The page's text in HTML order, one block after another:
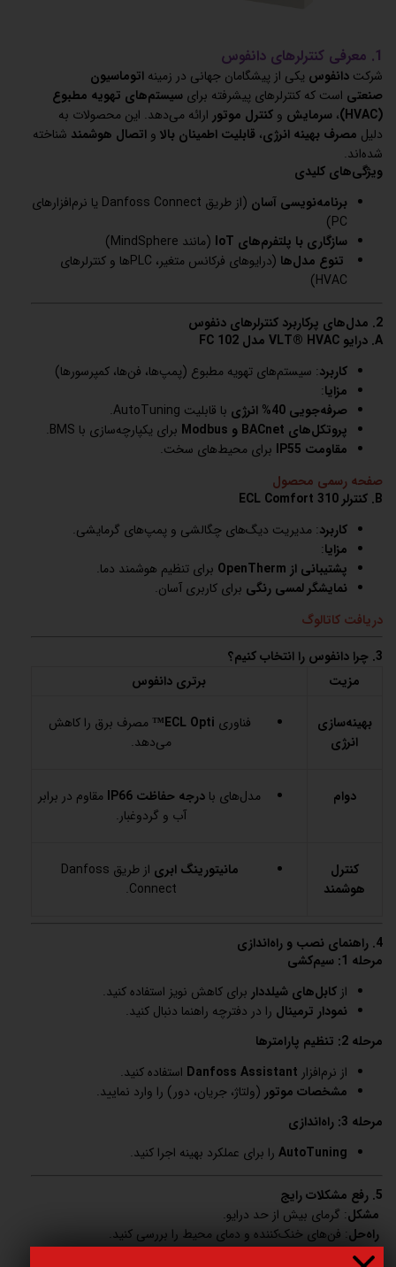
1. معرفی کنترلرهای دانفوس
شرکت دانفوس یکی از پیشگامان جهانی در زمینه اتوماسیون
صنعتی است که کنترلرهای پیشرفته برای سیستم‌های تهویه مطبوع
(HVAC)
، سرمایش و کنترل موتور ارائه می‌دهد. این محصولات به
دلیل مصرف بهینه انرژی، قابلیت اطمینان بالا و اتصال هوشمند شناخته
شده‌اند.
ویژگی‌های کلیدی
برنامه‌نویسی آسان
(از طریق Danfoss Connect یا نرم‌افزارهای
PC)
سازگاری با پلتفرم‌های IoT
(مانند MindSphere)
تنوع مدل‌ها
(درایوهای فرکانس متغیر، PLCها و کنترلرهای
HVAC)
2. مدل‌های پرکاربرد کنترلرهای دنفوس
A. درایو VLT® HVAC مدل FC 102
کاربرد: سیستم‌های تهویه مطبوع (پمپ‌ها، فن‌ها، کمپرسورها)
مزایا:
صرفه‌جویی 40% انرژی
با قابلیت AutoTuning.
پروتکل‌های BACnet و Modbus
برای یکپارچه‌سازی با BMS.
مقاومت IP55
برای محیط‌های سخت.
صفحه رسمی محصول
B. کنترلر ECL Comfort 310
کاربرد: مدیریت دیگ‌های چگالشی و پمپ‌های گرمایشی.
مزایا:
پشتیبانی از OpenTherm
برای تنظیم هوشمند دما.
نمایشگر لمسی رنگی برای کاربری آسان.
دریافت کاتالوگ
3. چرا دانفوس را انتخاب کنیم؟
مزیت
برتری دانفوس
بهینه‌سازی
انرژی
فناوری ECL Opti™
مصرف برق را کاهش
می‌دهد.
دوام مدل‌های با درجه حفاظت IP66
مقاوم در برابر
آب و گردوغبار.
کنترل
هوشمند
مانیتورینگ ابری
از طریق Danfoss
Connect.
4. راهنمای نصب و راه‌اندازی
مرحله 1: سیم‌کشی
از کابل‌های شیلددار برای کاهش نویز استفاده کنید.
نمودار ترمینال را در دفترچه راهنما دنبال کنید.
مرحله 2: تنظیم پارامترها
از نرم‌افزار Danfoss Assistant استفاده کنید.
مشخصات موتور (ولتاژ، جریان، دور) را وارد نمایید.
مرحله 3: راه‌اندازی
AutoTuning را برای عملکرد بهینه اجرا کنید.
5. رفع مشکلات رایج
مشکل: گرمای بیش از حد درایو.
راه‌حل: فن‌های خنک‌کننده و دمای محیط را بررسی کنید.
مشکل